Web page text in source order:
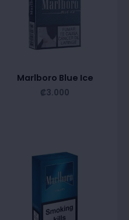
Marlboro Blue Ice
₡3.000